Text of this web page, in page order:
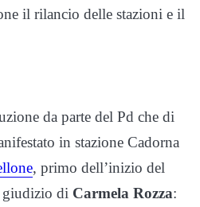
il rilancio delle stazioni e il
da parte del Pd che di
in stazione Cadorna
, primo dell’inizio del
giudizio di Carmela Rozza: